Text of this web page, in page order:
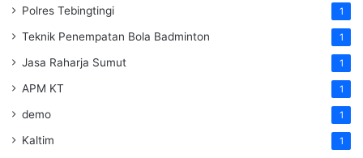
Polres Tebingtingi 1
Teknik Penempatan Bola Badminton 1
Jasa Raharja Sumut 1
APM KT 1
demo 1
Kaltim 1